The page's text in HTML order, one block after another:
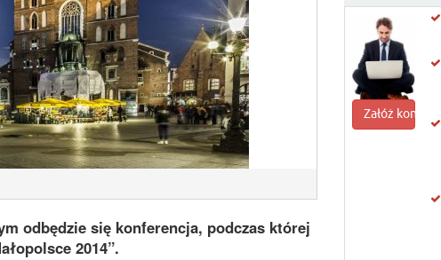
odbędzie się konferencja, podczas której
2014”.
Załóż konto